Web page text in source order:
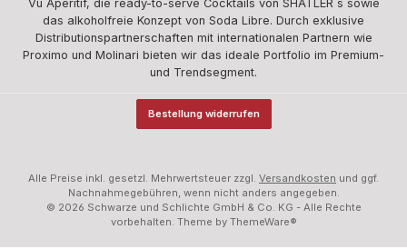
Vu Aperitif, die ready-to-serve Cocktails von SHATLER´s sowie
das alkoholfreie Konzept von Soda Libre. Durch exklusive
Distributionspartnerschaften mit internationalen Partnern wie
Proximo und Molinari bieten wir das ideale Portfolio im Premium-
und Trendsegment.
Bestellung widerrufen
Alle Preise inkl. gesetzl. Mehrwertsteuer zzgl. Versandkosten und ggf.
Nachnahmegebühren, wenn nicht anders angegeben.
© 2026 Schwarze und Schlichte GmbH & Co. KG - Alle Rechte
vorbehalten. Theme by ThemeWare®